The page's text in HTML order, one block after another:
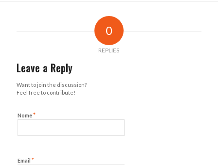
0
REPLIES
Leave a Reply
Want to join the discussion?
Feel free to contribute!
Nome*
Email *